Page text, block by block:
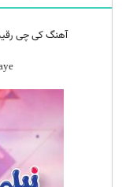
آهنگ کی چی